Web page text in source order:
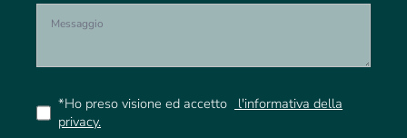
*Ho preso visione ed accetto
l'informativa della
privacy.